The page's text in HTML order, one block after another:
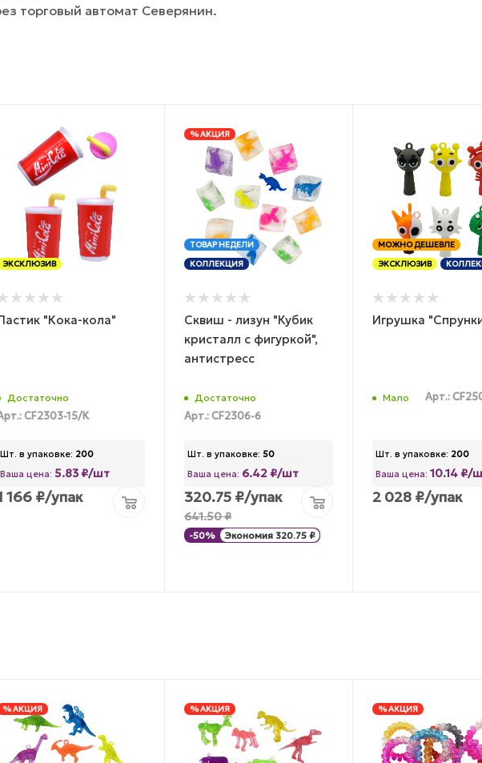
торговый автомат Северянин.
ЭКСКЛЮЗИВ
"Кока-кола"
Достаточно
CF2303-15/К
Шт. в упаковке: 200
Ваша цена: 5.83 ₽/шт
166₽/упак
% АКЦИЯ
ТОВАР НЕДЕЛИ
КОЛЛЕКЦИЯ
Сквиш - лизун "Кубик
кристалл с фигуркой",
антистресс
Достаточно
Арт.: CF2306-6
Шт. в упаковке: 50
Ваша цена: 6.42 ₽/шт
320.75 ₽/упак
641.50₽
-50% Экономия 320.75 ₽
МОЖНО ДЕШЕВЛЕ
ЭКСКЛЮЗИВ
Игрушка
Мало Арт.:
Шт. в упаковке: 200
Ваша цена: 10.14 ₽/
2 028 ₽/упак
% АКЦИЯ % АКЦИЯ % АКЦИЯ